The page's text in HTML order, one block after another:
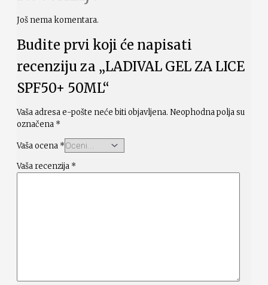
Još nema komentara.
Budite prvi koji će napisati
recenziju za „LADIVAL GEL ZA LICE
SPF50+ 50ML“
Vaša adresa e-pošte neće biti objavljena. Neophodna polja su
označena *
Vaša ocena *
Vaša recenzija *